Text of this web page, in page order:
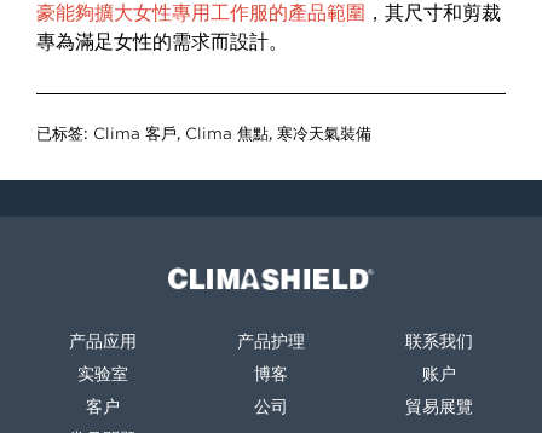
豪能夠擴大女性專用工作服的產品範圍 ，其尺寸和剪裁
專為滿足女性的需求而設計。
已标签: Clima 客戶, Clima 焦點, 寒冷天氣裝備
Climashield®
产品应用
实验室
客户
产品护理
博客
公司
联系我们
账户
貿易展覽